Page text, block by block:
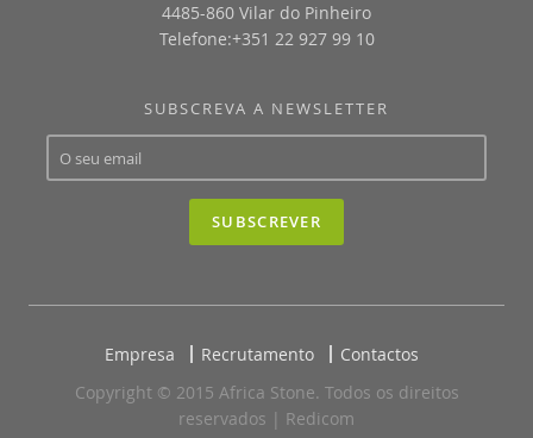
4485-860 Vilar do Pinheiro
Telefone:+351 22 927 99 10
SUBSCREVA A NEWSLETTER
SUBSCREVER
Empresa Recrutamento
Contactos
Copyright © 2015 Africa Stone. Todos os direitos
reservados | Redicom